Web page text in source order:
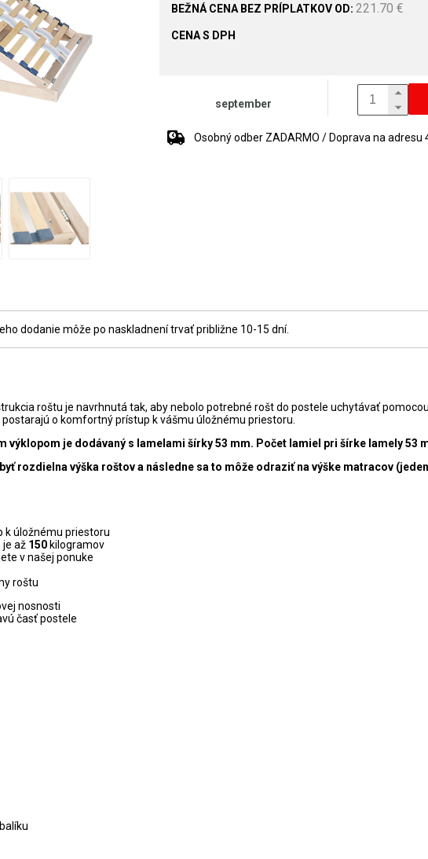
221.70 €
CENA S DPH
september
Osobný odber ZADARMO / Doprava na adresu
dodanie môže po naskladnení trvať približne 10-15 dní.
roštu je navrhnutá tak, aby nebolo potrebné rošt do postele uchytávať
o komfortný prístup k vášmu úložnému priestoru.
je dodávaný s lamelami šírky 53 mm. Počet lamiel pri šírke lamely 53
rozdielna výška roštov a následne sa to môže odraziť na výške matracov
úložnému priestoru
je až 150 kilogramov
v našej ponuke
roštu
nosnosti
časť postele